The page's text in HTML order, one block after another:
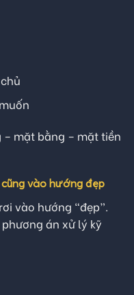
mặt bằng – mặt tiền
vào hướng đẹp
vào hướng “đẹp”.
án xử lý kỹ